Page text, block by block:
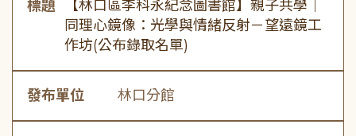
標題
【林口區李科永紀念圖書館】親子共學｜
同理心鏡像：光學與情緒反射－望遠鏡工
作坊(公布錄取名單)
發布單位 林口分館